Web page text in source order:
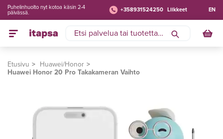
+358931524250 Liikkeet
Puhelinhuolto nyt kotoa käsin 2-4
päivässä.
EN
Etusivu
Huawei/Honor
Huawei Honor 20 Pro Takakameran Vaihto